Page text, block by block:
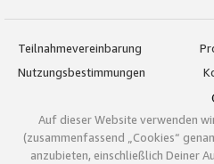
Teilnahmevereinbarung
Nutzungsbestimmungen
Auf dieser Website verwenden
(zusammenfassend „Cookies“
anzubieten, einschließlich Deiner